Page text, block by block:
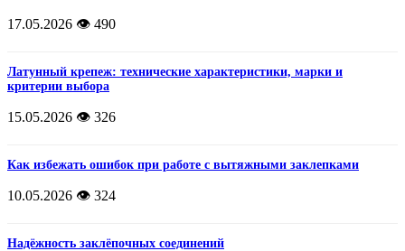
17.05.2026 👁️ 490
Латунный крепеж: технические характеристики, марки и
критерии выбора
15.05.2026 👁️ 326
Как избежать ошибок при работе с вытяжными заклепками
10.05.2026 👁️ 324
Надёжность заклёпочных соединений